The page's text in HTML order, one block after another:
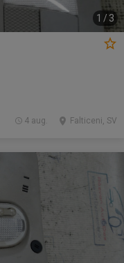
1 / 3
Falticeni, SV
4 aug.